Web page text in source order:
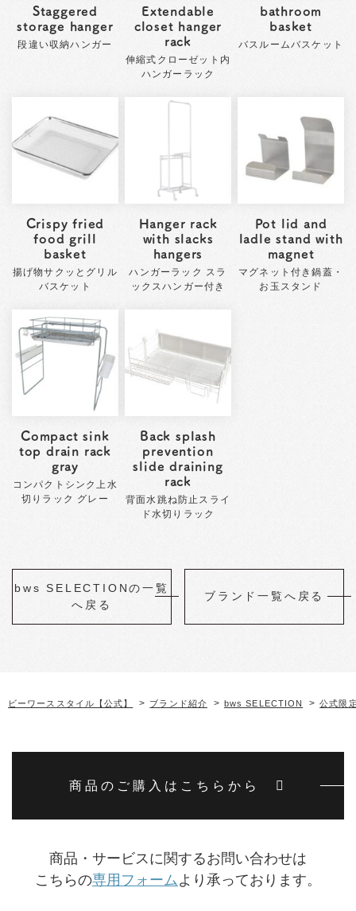
Staggered
storage hanger
段違い収納ハンガー
Extendable
closet hanger
rack
伸縮式クローゼット内
ハンガーラック
bathroom
basket
バスルームバスケット
Crispy fried
food grill
basket
揚げ物サクッとグリル
バスケット
Hanger rack
with slacks
hangers
ハンガーラック スラ
ックスハンガー付き
Pot lid and
ladle stand with
magnet
マグネット付き鍋蓋・
お玉スタンド
Compact sink
top drain rack
gray
コンパクトシンク上水
切りラック グレー
Back splash
prevention
slide draining
rack
背面水跳ね防止スライ
ド水切りラック
bws SELECTIONの一覧
へ戻る
ブランド一覧へ戻る
ビーワーススタイル【公式】 > ブランド紹介 > bws SELECTION > 公式限
商品のご購入はこちらから
商品・サービスに関するお問い合わせは
こちらの専用フォーム より 承っております。